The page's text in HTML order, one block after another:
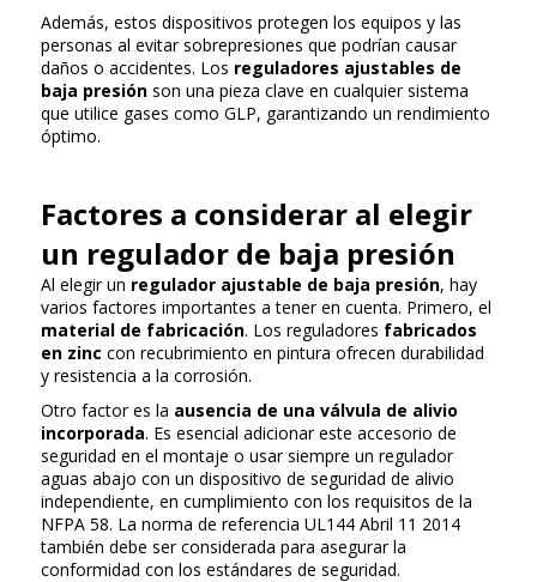
Además, estos dispositivos protegen los equipos y las
personas al evitar sobrepresiones que podrían causar
daños o accidentes. Los reguladores ajustables de
baja presión son una pieza clave en cualquier sistema
que utilice gases como GLP, garantizando un rendimiento
óptimo.
Factores a considerar al elegir
un regulador de baja presión
Al elegir un regulador ajustable de baja presión, hay
varios factores importantes a tener en cuenta. Primero, el
material de fabricación. Los reguladores fabricados
en zinc con recubrimiento en pintura ofrecen durabilidad
y resistencia a la corrosión.
Otro factor es la ausencia de una válvula de alivio
incorporada. Es esencial adicionar este accesorio de
seguridad en el montaje o usar siempre un regulador
aguas abajo con un dispositivo de seguridad de alivio
independiente, en cumplimiento con los requisitos de la
NFPA 58. La norma de referencia UL144 Abril 11 2014
también debe ser considerada para asegurar la
conformidad con los estándares de seguridad.